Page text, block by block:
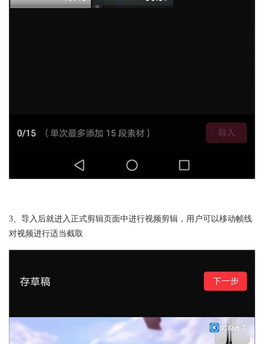
3、导入后就进入正式剪辑页面中进行视频剪辑，用户可以移动帧线
对视频进行适当截取